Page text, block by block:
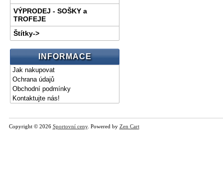
VÝPRODEJ - SOŠKY a
TROFEJE
Štítky->
INFORMACE
Jak nakupovat
Ochrana údajů
Obchodní podmínky
Kontaktujte nás!
Copyright © 2026 Sportovní ceny. Powered by Zen Cart